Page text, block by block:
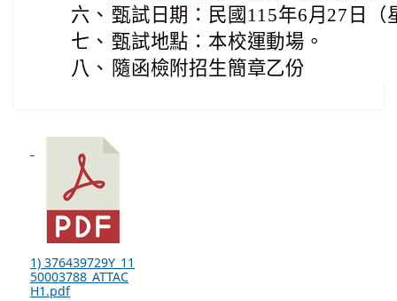
六、 甄試日期：民國115年6月27日（
七、 甄試地點：本校運動場。
八、 隨函檢附招生簡章乙份
1) 376439729Y_11
50003788_ATTAC
H1.pdf